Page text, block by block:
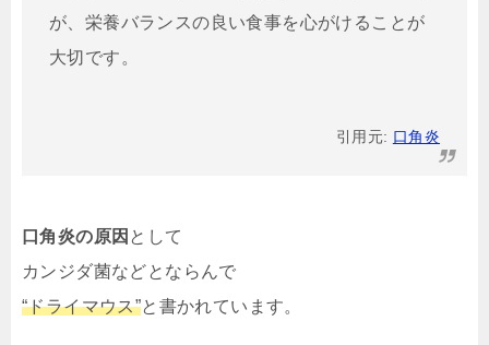
が、栄養バランスの良い食事を心がけることが
大切です。
引用元: 口角炎
口角炎の原因 として
カンジダ菌などとならんで
“ドライマウス”と書かれています。